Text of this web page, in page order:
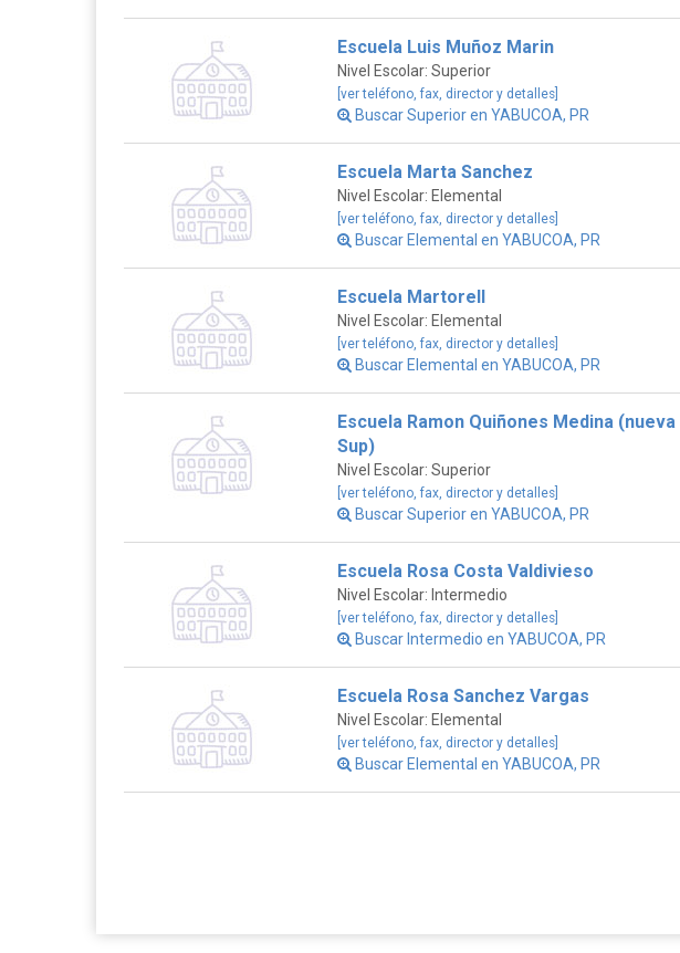
Escuela Luis Muñoz Marin
Nivel Escolar: Superior
[ver teléfono, fax, director y detalles]
Buscar Superior en YABUCOA, PR
Escuela Marta Sanchez
Nivel Escolar: Elemental
[ver teléfono, fax, director y detalles]
Buscar Elemental en YABUCOA, PR
Escuela Martorell
Nivel Escolar: Elemental
[ver teléfono, fax, director y detalles]
Buscar Elemental en YABUCOA, PR
Escuela Ramon Quiñones Medina (nueva
Sup)
Nivel Escolar: Superior
[ver teléfono, fax, director y detalles]
Buscar Superior en YABUCOA, PR
Escuela Rosa Costa Valdivieso
Nivel Escolar: Intermedio
[ver teléfono, fax, director y detalles]
Buscar Intermedio en YABUCOA, PR
Escuela Rosa Sanchez Vargas
Nivel Escolar: Elemental
[ver teléfono, fax, director y detalles]
Buscar Elemental en YABUCOA, PR